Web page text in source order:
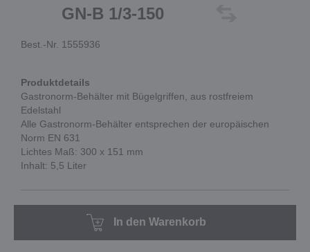
GN-B 1/3-150
Best.-Nr. 1555936
Produktdetails
Gastronorm-Behälter mit Bügelgriffen, aus rostfreiem
Edelstahl
Alle Gastronorm-Behälter entsprechen der europäischen
Norm EN 631
Lichtes Maß: 300 x 151 mm
Inhalt: 5,5 Liter
In den Warenkorb